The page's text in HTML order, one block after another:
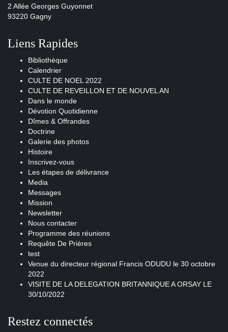
2 Allée Georges Guyonnet
93220 Gagny
Liens Rapides
Bibliothèque
Calendrier
CULTE DE NOEL 2022
CULTE DE REVEILLON ET DE NOUVEL AN
Dans le monde
Dévotion Quotidienne
Dîmes & Offrandes
Doctrine
Galerie des photos
Histoire
Inscrivez-vous
Les étapes de délivrance
Media
Messages
Mission
Newsletter
Nous contacter
Programme des réunions
Requête De Prières
test
Venue du directeur régional Francis ODUDU le 30 octobre
2022
VISITE DE LA DELEGATION BRITANNIQUE A ORSAY LE
30/10/2022
Restez connectés